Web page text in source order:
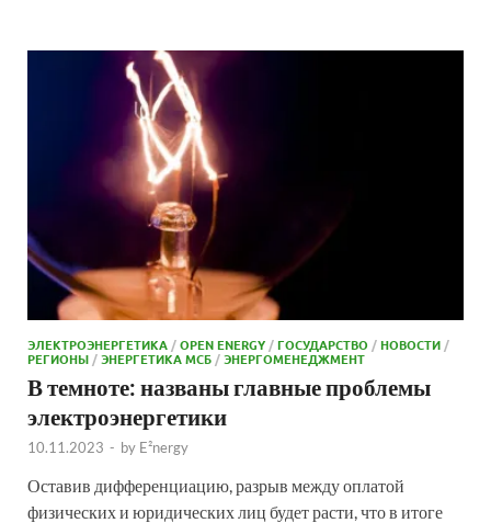
ЭЛЕКТРОЭНЕРГЕТИКА /OPEN ENERGY /ГОСУДАРСТВО /НОВОСТИ /
РЕГИОНЫ /ЭНЕРГЕТИКА МСБ /ЭНЕРГОМЕНЕДЖМЕНТ
В темноте: названы главные проблемы
электроэнергетики
10.11.2023 - by E²nergy
Оставив дифференциацию, разрыв между оплатой
физических и юридических лиц будет расти, что в итоге